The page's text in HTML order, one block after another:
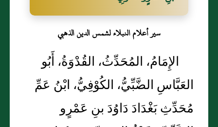
سير أعلام النبلاء لشمس الدين الذهبي
الإِمَامُ، المُحَدِّثُ، القُدْوَةُ، أَبُو
العَبَّاسِ الضَّبِّيُّ، الكُوْفِيُّ، ابْنُ عَمِّ
مُحَدِّثِ بَغْدَادَ دَاوُدَ بنِ عَمْرٍو